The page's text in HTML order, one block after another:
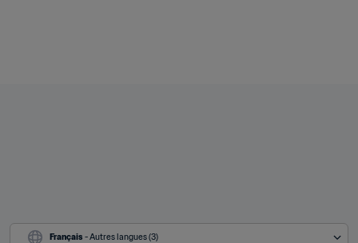
Français - Autres langues (3)